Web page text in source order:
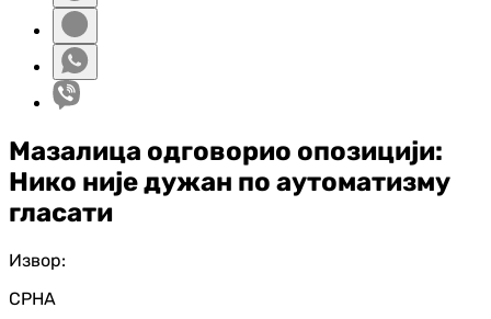
Мазалица одговорио опозицији:
Нико није дужан по аутоматизму
гласати
Извор:
СРНА